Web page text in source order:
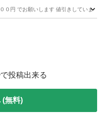
０円 でお願いします 値引きしていませ
投稿出来る
(無料)